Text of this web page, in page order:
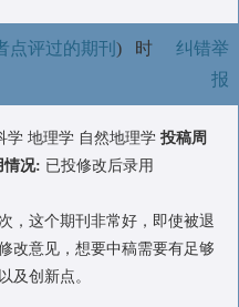
点评过的期刊 ) 时
纠错举
报
学 地理学 自然地理学 投稿周
情况: 已投修改后录用
，这个期刊非常好，即使被退
改意见，想要中稿需要有足够
及创新点。